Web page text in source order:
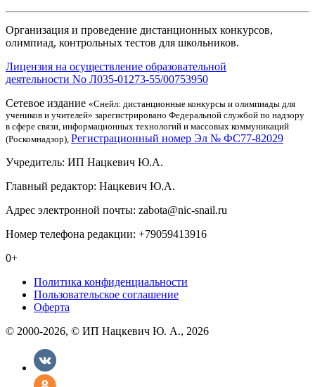
Организация и проведение дистанционных конкурсов,
олимпиад, контрольных тестов для школьников.
Лицензия на осуществление образовательной
деятельности No Л035-01273-55/00753950
Сетевое издание «Снейл: дистанционные конкурсы и олимпиады для
учеников и учителей» зарегистрировано Федеральной службой по надзору
в сфере связи, информационных технологий и массовых коммуникаций
(Роскомнадзор), Регистрационный номер Эл № ФС77-82029
Учредитель: ИП Нацкевич Ю.А.
Главный редактор: Нацкевич Ю.А.
Адрес электронной почты: zabota@nic-snail.ru
Номер телефона редакции: +79059413916
0+
Политика конфиденциальности
Пользовательское соглашение
Оферта
© 2000-2026, © ИП Нацкевич Ю. А., 2026